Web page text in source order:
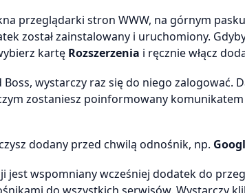
przeglądarki stron WWW, na górnym
został zainstalowany i uruchomiony.
kartę Rozszerzenia i ręcznie włącz
wystarczy raz się do niego zalogować.
zostaniesz poinformowany
dodany przed chwilą odnośnik, np.
jest wspomniany wcześniej dodatek do
do wszystkich serwisów. Wystarczy